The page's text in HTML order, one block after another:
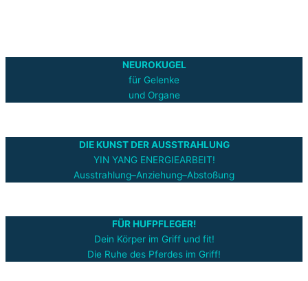
NEUROKUGEL
für Gelenke
und Organe
DIE KUNST DER AUSSTRAHLUNG
YIN YANG ENERGIEARBEIT!
Ausstrahlung–Anziehung–Abstoßung
FÜR HUFPFLEGER!
Dein Körper im Griff und fit!
Die Ruhe des Pferdes im Griff!